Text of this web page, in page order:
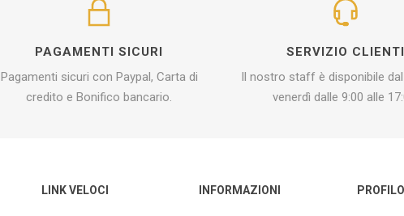
PAGAMENTI SICURI
Pagamenti sicuri con Paypal, Carta di
credito e Bonifico bancario.
SERVIZIO CLIENTI
Il nostro staff è disponibile
venerdì dalle 9:00 alle
LINK VELOCI INFORMAZIONI PROFILO